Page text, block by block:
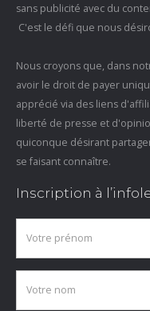
sans publicité avec du
C'est le défi que nous
Nous croyons que, dans
avoir le droit de payer
apprécié via des liens
liberté de presse et
quiconque désirant
se faisant connaître.
Inscription à